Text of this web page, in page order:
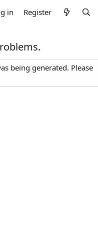
in Register
being generated. Please